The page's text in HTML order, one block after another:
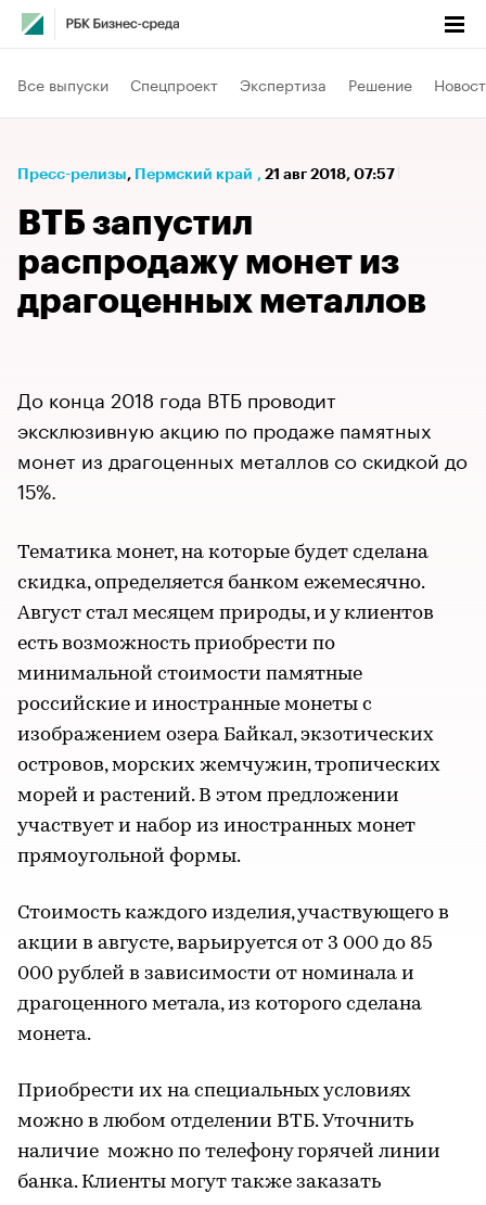
Все выпуски Спецпроект Экспертиза Решение
Пресс-релизы⁠, Пермский край , 21 авг 2018, 07:57
ВТБ запустил
распродажу монет из
драгоценных металлов
До конца 2018 года ВТБ проводит
эксклюзивную акцию по продаже памятных
монет из драгоценных металлов со скидкой до
15%.
Тематика монет, на которые будет сделана
скидка, определяется банком ежемесячно.
Август стал месяцем природы, и у клиентов
есть возможность приобрести по
минимальной стоимости памятные
российские и иностранные монеты с
изображением озера Байкал, экзотических
островов, морских жемчужин, тропических
морей и растений. В этом предложении
участвует и набор из иностранных монет
прямоугольной формы.
Стоимость каждого изделия, участвующего в
акции в августе, варьируется от 3 000 до 85
000 рублей в зависимости от номинала и
драгоценного метала, из которого сделана
монета.
Приобрести их на специальных условиях
можно в любом отделении ВТБ. Уточнить
наличие можно по телефону горячей линии
банка. Клиенты могут также заказать